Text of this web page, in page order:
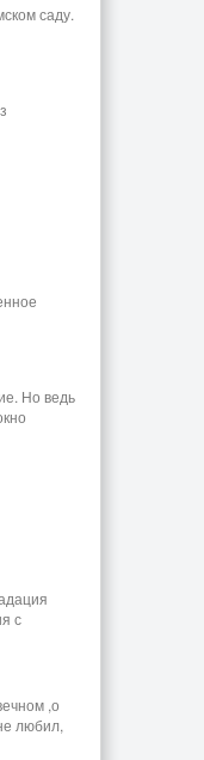
саду.
Но ведь
с
,о
любил,